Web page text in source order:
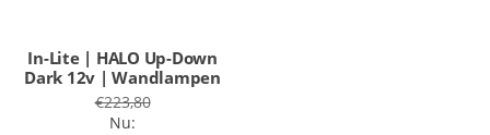
In-Lite | HALO Up-Down
Dark 12v | Wandlampen
€223,80
Nu: